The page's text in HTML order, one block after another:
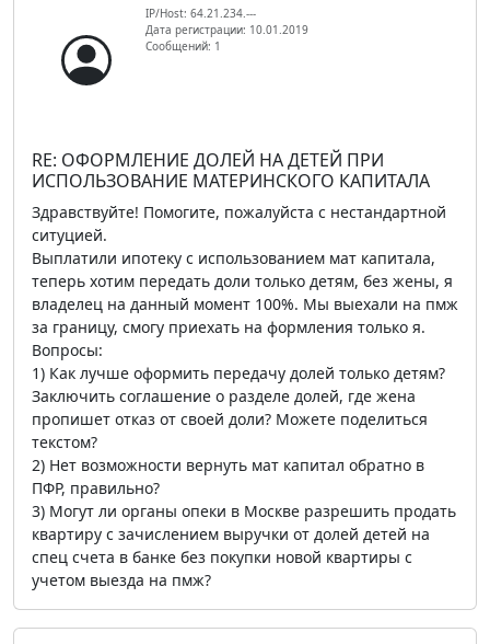
IP/Host: 64.21.234.---
Дата регистрации: 10.01.2019
Сообщений: 1
RE: ОФОРМЛЕНИЕ ДОЛЕЙ НА ДЕТЕЙ ПРИ
ИСПОЛЬЗОВАНИЕ МАТЕРИНСКОГО КАПИТАЛА
Здравствуйте! Помогите, пожалуйста с нестандартной
ситуцией.
Выплатили ипотеку с использованием мат капитала,
теперь хотим передать доли только детям, без жены, я
владелец на данный момент 100%. Мы выехали на пмж
за границу, смогу приехать на формления только я.
Вопросы:
1) Как лучше оформить передачу долей только детям?
Заключить соглашение о разделе долей, где жена
пропишет отказ от своей доли? Можете поделиться
текстом?
2) Нет возможности вернуть мат капитал обратно в
ПФР, правильно?
3) Могут ли органы опеки в Москве разрешить продать
квартиру с зачислением выручки от долей детей на
спец счета в банке без покупки новой квартиры с
учетом выезда на пмж?